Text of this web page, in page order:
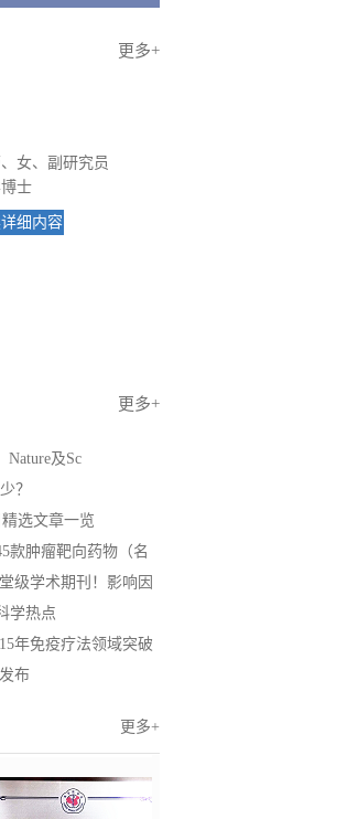
更多+
女、副研究员
士
细内容
更多+
Nature及Sc
？
精选文章一览
款肿瘤靶向药物（名
级学术期刊！影响因
学热点
年免疫疗法领域突破
布
更多+